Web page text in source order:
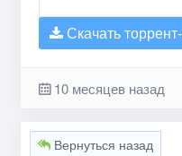
Скачать
10 месяцев назад
Вернуться назад